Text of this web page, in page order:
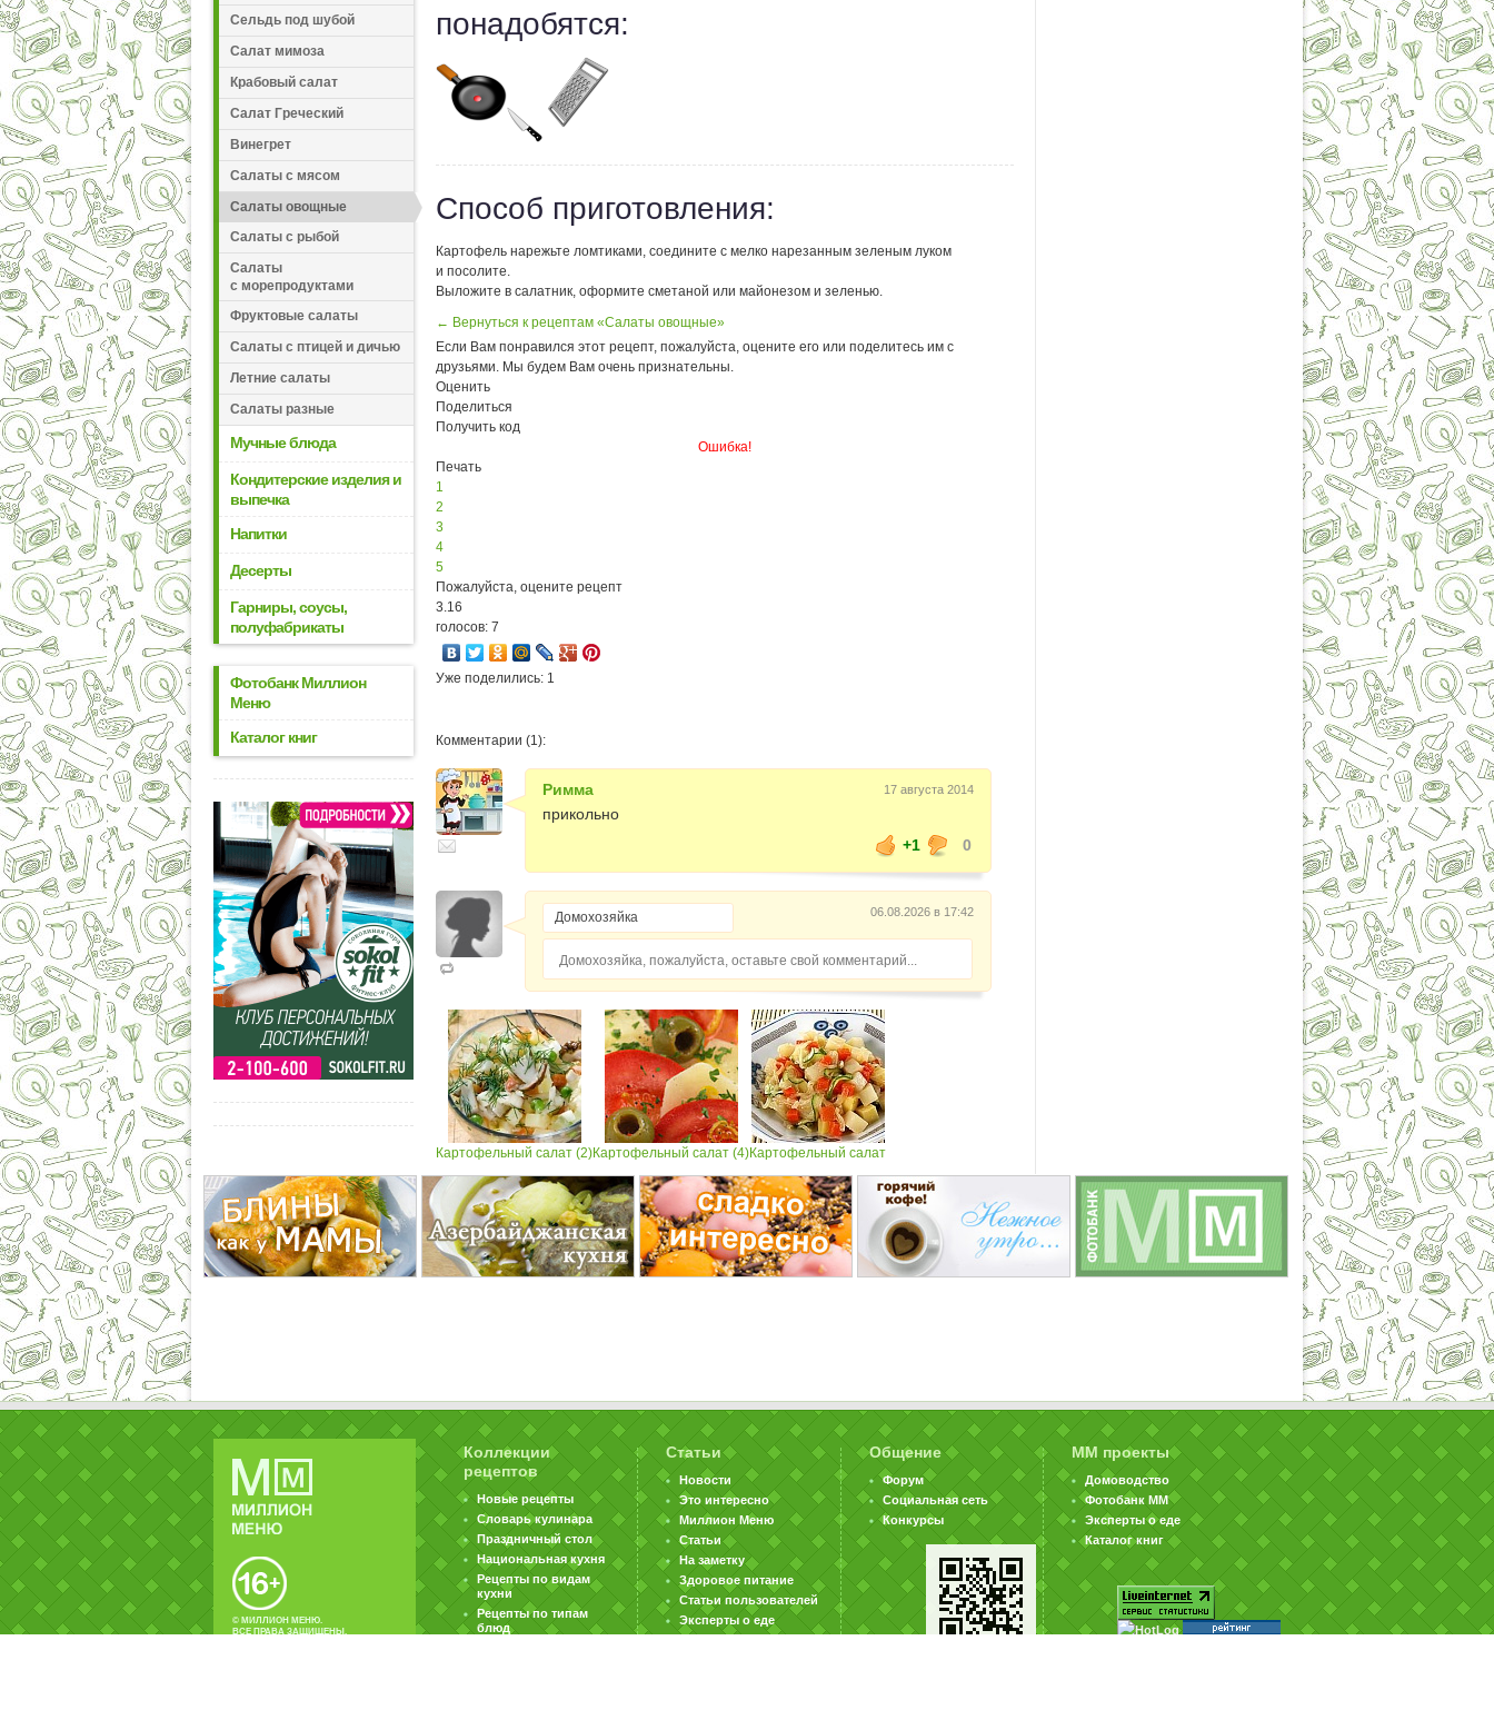
Сельдь под шубой
Салат мимоза
Крабовый салат
Салат Греческий
Винегрет
Салаты с мясом
Салаты овощные
Салаты с рыбой
Салаты
с морепродуктами
Фруктовые салаты
Салаты с птицей и дичью
Летние салаты
Салаты разные
Мучные блюда
Кондитерские изделия и
выпечка
Напитки
Десерты
Гарниры, соусы,
полуфабрикаты
Фотобанк Миллион
Меню
Каталог книг
понадобятся:
Способ приготовления:
Картофель нарежьте ломтиками, соедините с мелко нарезанным зеленым луком
и посолите.
Выложите в салатник, оформите сметаной или майонезом и зеленью.
← Вернуться к рецептам «Салаты овощные»
Если Вам понравился этот рецепт, пожалуйста, оцените его или поделитесь им с
друзьями. Мы будем Вам очень признательны.
Оценить
Поделиться
Получить код
Ошибка!
Печать
1
2
3
4
5
Пожалуйста, оцените рецепт
3.16
голосов: 7
Уже поделились: 1
Комментарии (1):
Римма 17 августа 2014
прикольно
+1
0
06.08.2026 в 17:42
Домохозяйка, пожалуйста, оставьте свой комментарий...
Картофельный салат (2)Картофельный салат (4)Картофельный салат
© МИЛЛИОН МЕНЮ.
ВСЕ ПРАВА ЗАЩИЩЕНЫ.
Коллекции
рецептов
Новые рецепты
Словарь кулинара
Праздничный стол
Национальная кухня
Рецепты по видам
кухни
Рецепты по типам
блюд
Статьи
Новости
Это интересно
Миллион Меню
Статьи
На заметку
Здоровое питание
Статьи пользователей
Эксперты о еде
Общение
Форум
Социальная сеть
Конкурсы
ММ проекты
Домоводство
Фотобанк ММ
Эксперты о еде
Каталог книг